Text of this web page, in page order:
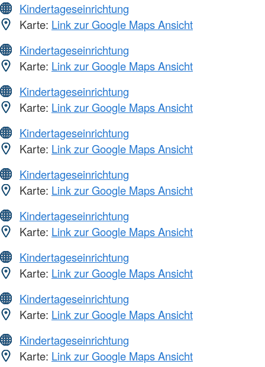
Kindertageseinrichtung
Karte: Link zur Google Maps Ansicht
Kindertageseinrichtung
Karte: Link zur Google Maps Ansicht
Kindertageseinrichtung
Karte: Link zur Google Maps Ansicht
Kindertageseinrichtung
Karte: Link zur Google Maps Ansicht
Kindertageseinrichtung
Karte: Link zur Google Maps Ansicht
Kindertageseinrichtung
Karte: Link zur Google Maps Ansicht
Kindertageseinrichtung
Karte: Link zur Google Maps Ansicht
Kindertageseinrichtung
Karte: Link zur Google Maps Ansicht
Kindertageseinrichtung
Karte: Link zur Google Maps Ansicht